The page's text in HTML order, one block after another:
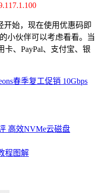
开始，现在使用优惠码即
小伙伴可以考虑看看。当
卡、PayPal、支付宝、银
春季复工促销 10Gbps
高效NVMe云磁盘
程图解